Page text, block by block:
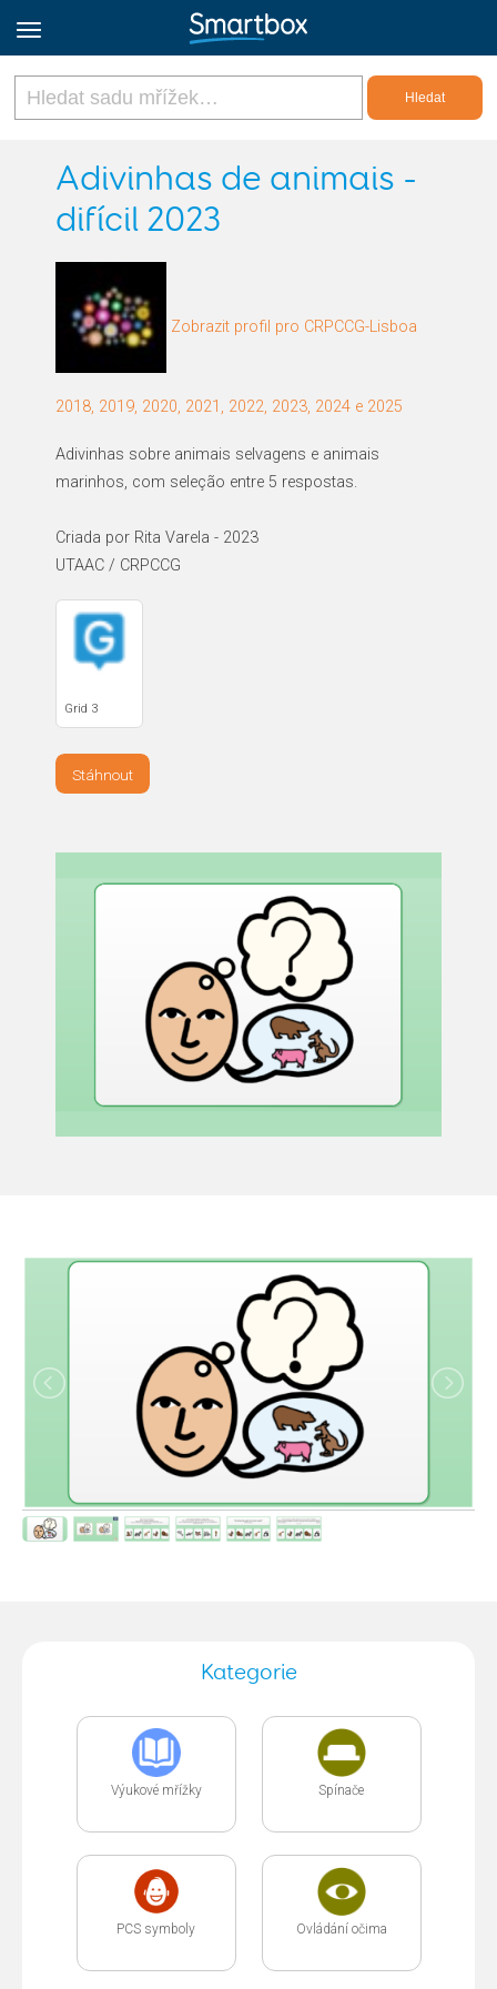
Online Grids
Přihlásit
Adivinhas de animais -
difícil 2023
Zobrazit profil pro CRPCCG-Lisboa
2018, 2019, 2020, 2021, 2022, 2023, 2024 e 2025
Adivinhas sobre animais selvagens e animais
marinhos, com seleção entre 5 respostas.
Criada por Rita Varela - 2023
UTAAC / CRPCCG
Grid 3
Stáhnout
Kategorie
Výukové mřížky Spínače
PCS symboly Ovládání očima